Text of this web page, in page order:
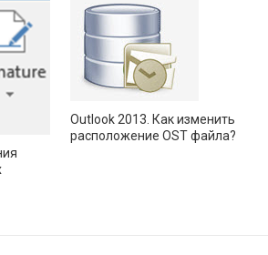
Outlook 2013. Как изменить
расположение OST файла?